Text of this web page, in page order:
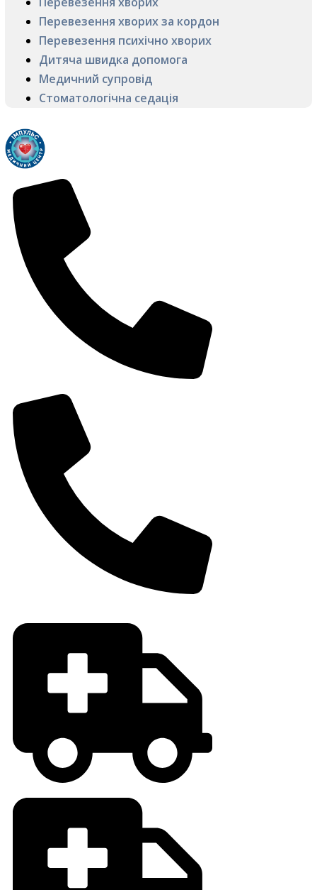
Перевезення хворих за кордон
Перевезення психічно хворих
Дитяча швидка допомога
Медичний супровід
Стоматологічна седація